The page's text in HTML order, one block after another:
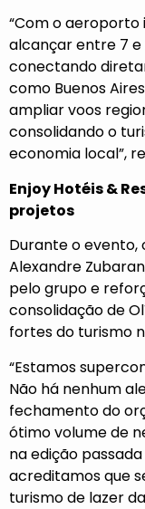
“Com o
alcançar entre 7 e
conectando
como Buenos
ampliar voos
consolidando o
economia local”,
Enjoy Hotéis &
projetos
Durante o evento,
Alexandre
pelo grupo e
consolidação de
fortes do turismo
“Estamos
Não há nenhum
fechamento do
ótimo volume de
na edição
acreditamos que
turismo de lazer